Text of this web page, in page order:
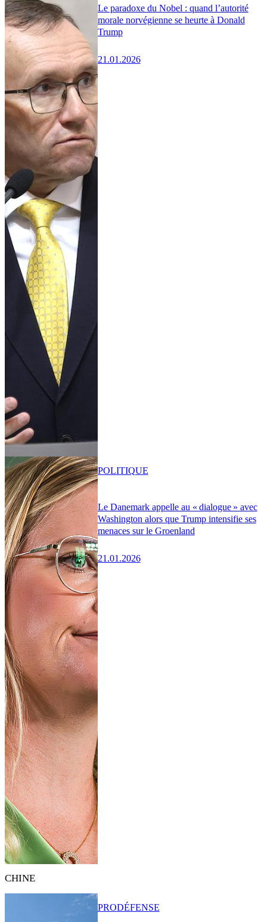
Le paradoxe du Nobel : quand l’autorité
morale norvégienne se heurte à Donald
Trump
21.01.2026
Le Danemark appelle au « dialogue » avec
Washington alors que Trump intensifie ses
menaces sur le Groenland
21.01.2026
POLITIQUE
CHINE
PRODÉFENSE